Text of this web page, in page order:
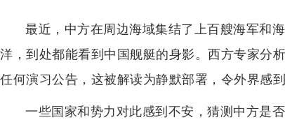
最近，中方在周边海域集结了上百艘海军和
洋，到处都能看到中国舰艇的身影。西方专家分
任何演习公告，这被解读为静默部署，令外界感到
一些国家和势力对此感到不安，猜测中方是